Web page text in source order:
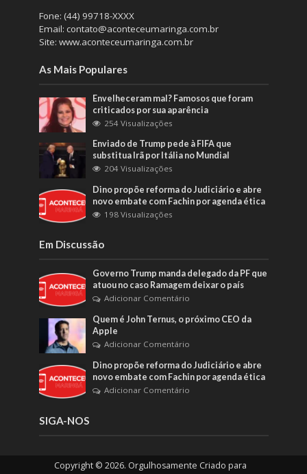
Fone: (44) 99718-XXXX
Email: contato@aconteceumaringa.com.br
Site: www.aconteceumaringa.com.br
As Mais Populares
Envelheceram mal? Famosos que foram
criticados por sua aparência
254 Visualizações
Enviado de Trump pede à FIFA que
substitua Irã por Itália no Mundial
204 Visualizações
Dino propõe reforma do Judiciário e abre
novo embate com Fachin por agenda ética
198 Visualizações
Em Discussão
Governo Trump manda delegado da PF que
atuou no caso Ramagem deixar o país
Adicionar Comentário
Quem é John Ternus, o próximo CEO da
Apple
Adicionar Comentário
Dino propõe reforma do Judiciário e abre
novo embate com Fachin por agenda ética
Adicionar Comentário
SIGA-NOS
Copyright © 2026. Orgulhosamente Criado para